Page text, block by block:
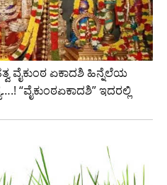
ವೈಕುಂಠ ಏಕಾದಶಿ ಹಿನ್ನೆಲೆಯ
“ವೈಕುಂಠಏಕಾದಶಿ” ಇದರಲ್ಲಿ